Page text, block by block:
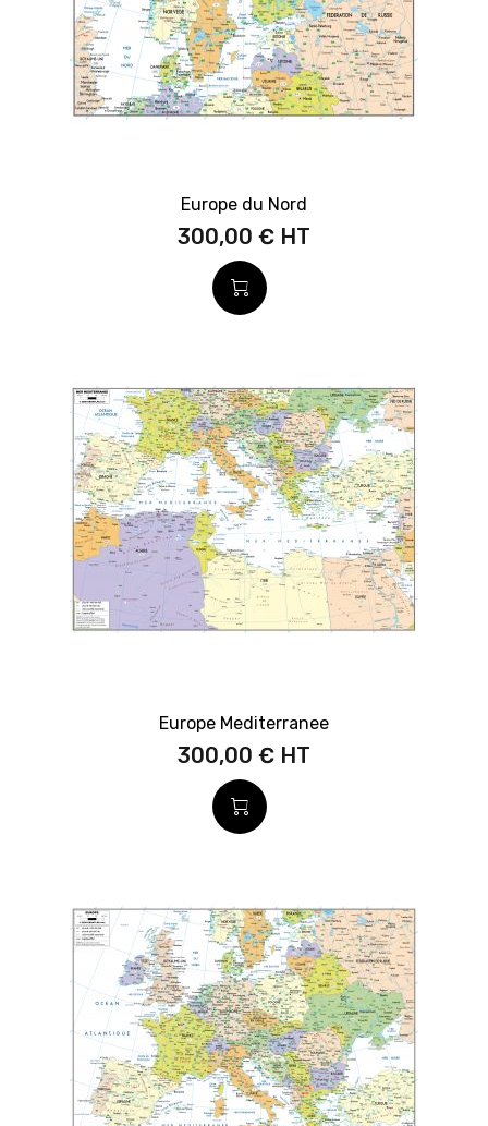
Europe du Nord
300,00 €
Europe Mediterranee
300,00 €